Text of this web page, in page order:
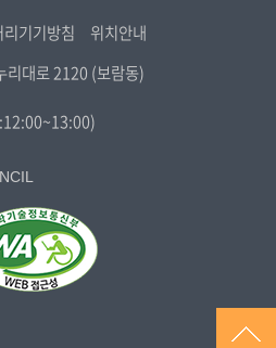
기기방침
위치안내
리대로 2120 (보람동)